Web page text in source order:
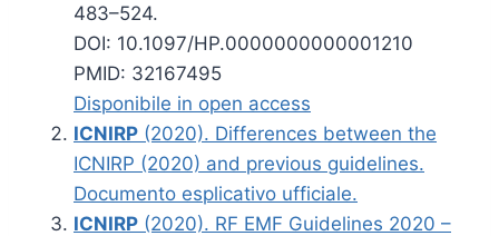
483–524.
DOI: 10.1097/HP.0000000000001210
PMID: 32167495
Disponibile in open access
ICNIRP (2020). Differences between the
ICNIRP (2020) and previous guidelines.
Documento esplicativo ufficiale.
ICNIRP (2020). RF EMF Guidelines 2020 –